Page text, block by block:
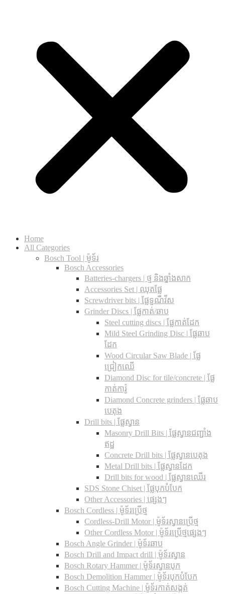
Home
All Categories
Bosch Tool | ម៉ូទ័រ
Bosch Accessories
Batteries-chargers | ថ្ម និងឆ្នាំងសាក
Accessories Set | ឈុតផ្លែ
Screwdriver bits | ផ្លែទួណឺវីស
Grinder Discs |​ ផ្លែកាត់/ឆាប
Steel cutting discs |​ ផ្លែកាត់ដែក
Mild Steel Grinding Disc | ផ្លែឆាប
ដែក
Wood Circular Saw Blade | ផ្លែ
ជ្រៀកឈើ
Diamond Disc for tile/concrete​ | ផ្លែ
កាត់ការ៉ូ
Diamond Concrete grinders | ផ្លែឆាប
បេតុង
Drill bits |​ ផ្លែស្វាន
Masonry Drill Bits |​ ផ្លែស្វានជញ្ជាំង
ឥដ្ឋ
Concrete Drill bits |​ ផ្លែស្វានបេតុង
Metal Drill bits |​ ផ្លែស្វានដែក
Drill bits for wood |​ ផ្លែស្វានឈើរ
SDS Stone Chiset |​ ផ្លែបុកបំបែក
Other Accessories | ផ្សេងៗ
Bosch Cordless | ម៉ូទ័រប្រើថ្ម
Cordless-Drill Motor | ម៉ូទ័រស្វានប្រើថ្ម
Other Cordless Motor | ម៉ូទ័រប្រើថ្មផ្សេងៗ
Bosch Angle Grinder | ម៉ូទ័រឆាប
Bosch Drill and Impact drill | ម៉ូទ័រស្វាន
Bosch Rotary Hammer | ម៉ូទ័រស្វានបុក
Bosch Demolition Hammer | ម៉ូទ័របុកបំបែក
Bosch Cutting Machine | ម៉ូទ័រកាត់សង្កត់